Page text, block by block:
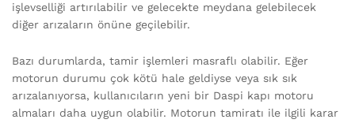
işlevselliği artırılabilir ve gelecekte meydana gelebilecek
diğer arızaların önüne geçilebilir.
Bazı durumlarda, tamir işlemleri masraflı olabilir. Eğer
motorun durumu çok kötü hale geldiyse veya sık sık
arızalanıyorsa, kullanıcıların yeni bir Daspi kapı motoru
almaları daha uygun olabilir. Motorun tamiratı ile ilgili karar